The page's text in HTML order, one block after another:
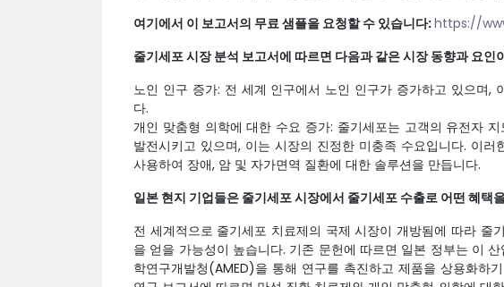
여기에서 이 보고서의 무료 샘플을 요청할 수 있습니다:https://
줄기세포 시장 분석 보고서에 따르면 다음과 같은 시장 동향과 요
노인 인구 증가: 전 세계 인구에서 노인 인구가 증가하고 있으며,
다.
개인 맞춤형 의학에 대한 수요 증가: 줄기세포는 고객의 유전자
발전시키고 있으며, 이는 시장의 진정한 미충족 수요입니다. 이
사용하여 장애, 암 및 자가면역 질환에 대한 솔루션을 만듭니다.
일본 현지 기업들은 줄기세포 시장에서 줄기세포 수출로 어떤 혜택
전 세계적으로 줄기세포 치료제의 국제 시장이 개방됨에 따라 줄
을 얻을 가능성이 높습니다. 기존 문헌에 따르면 일본 정부는 이
학연구개발청(AMED)을 통해 연구를 촉진하고 제품을 상용화하